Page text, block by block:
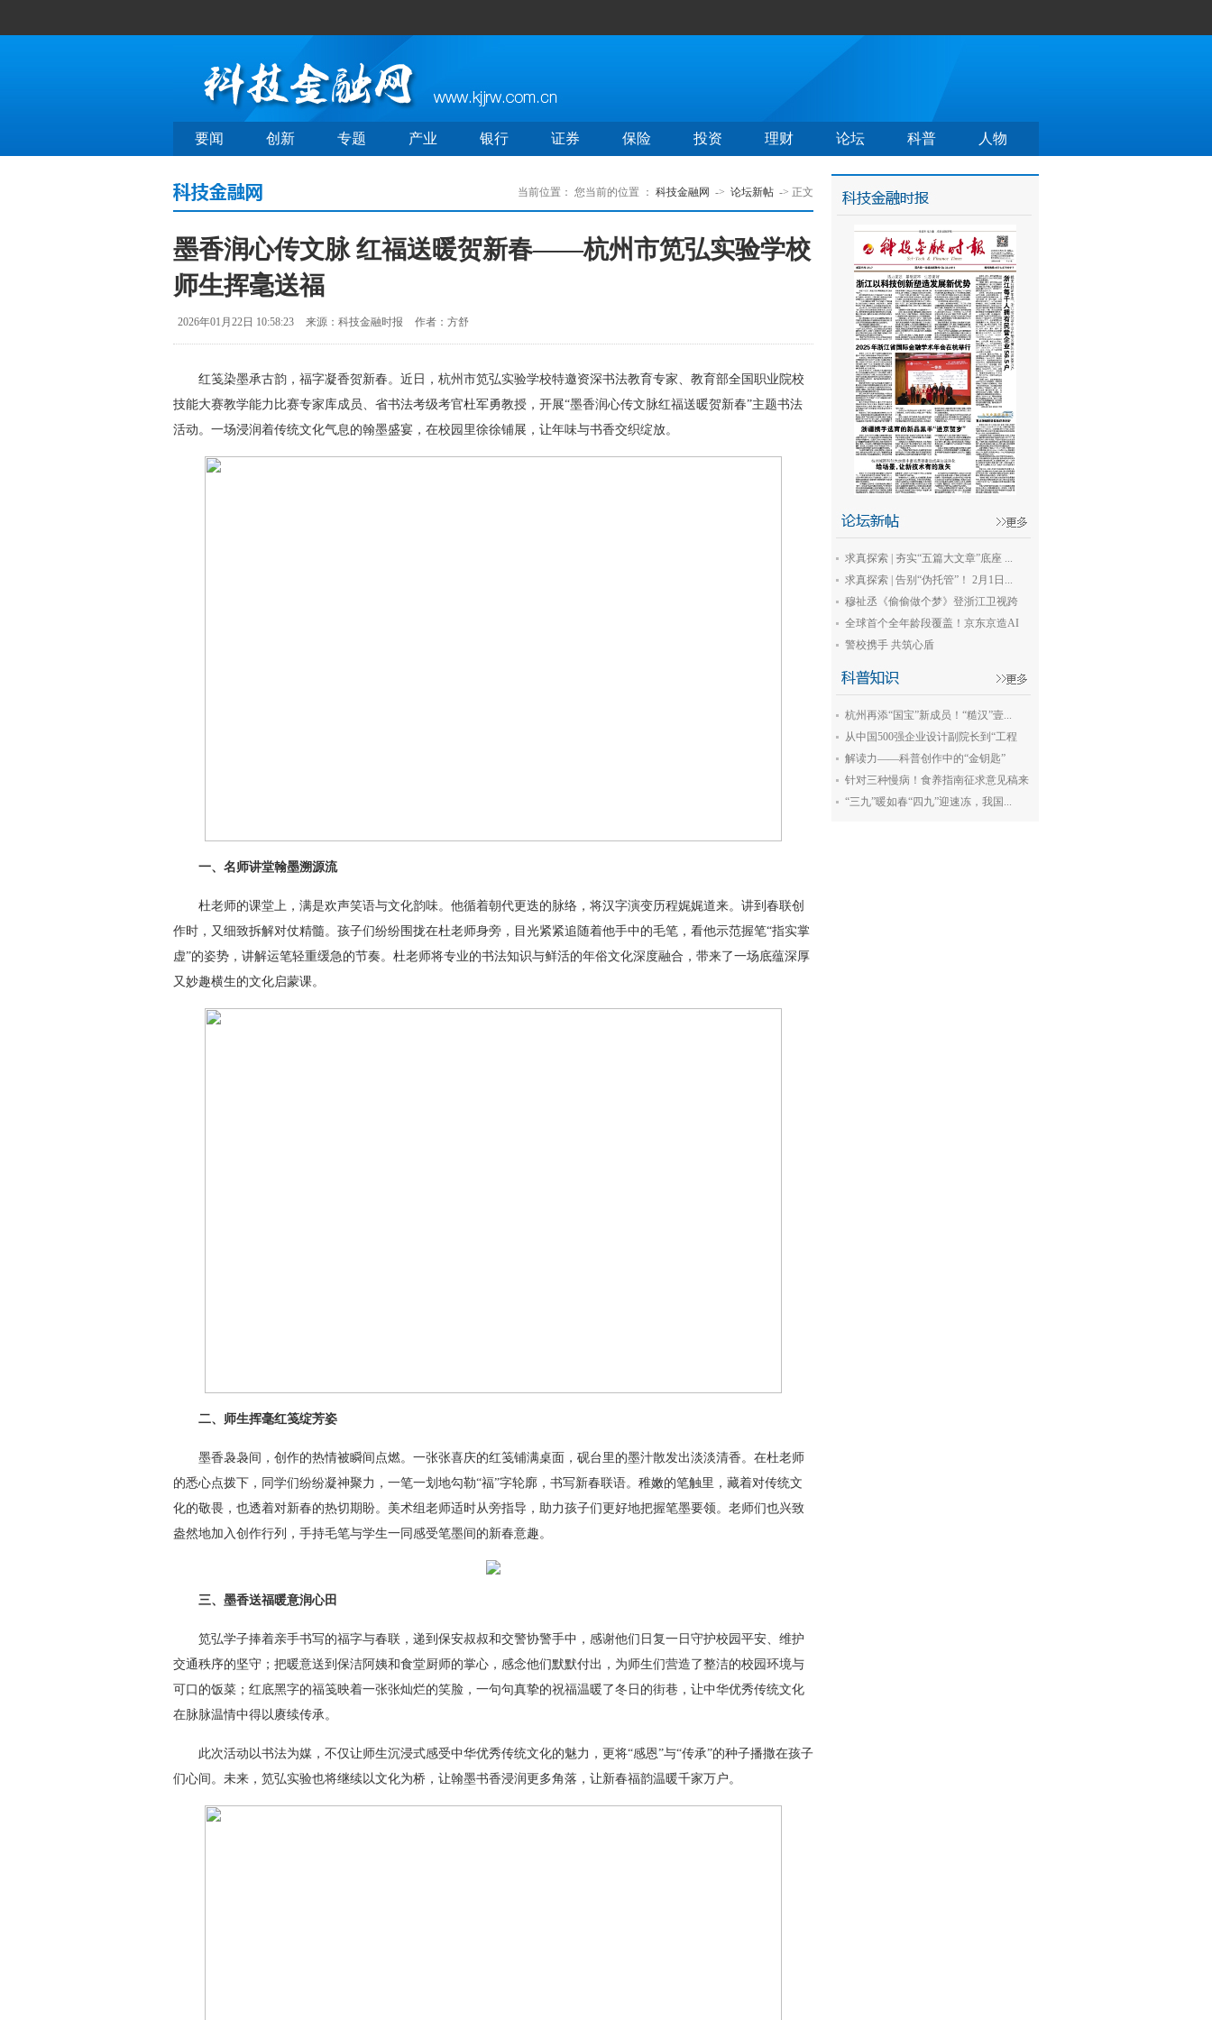
要闻 创新 专题 产业 银行 证券 保险 投资 理财 论坛 科普 人物
当前位置： 您当前的位置 ： 科技金融网 -> 论坛新帖 -> 正文
墨香润心传文脉 红福送暖贺新春——杭州市笕弘实验学校
师生挥毫送福
2026年01月22日 10:58:23 来源：科技金融时报 作者：方舒
红笺染墨承古韵，福字凝香贺新春。近日，杭州市笕弘实验学校特邀资深书法教育专家、教育部全国职业院校
技能大赛教学能力比赛专家库成员、省书法考级考官杜军勇教授，开展“墨香润心传文脉红福送暖贺新春”主题书法
活动。一场浸润着传统文化气息的翰墨盛宴，在校园里徐徐铺展，让年味与书香交织绽放。
一、名师讲堂翰墨溯源流
杜老师的课堂上，满是欢声笑语与文化韵味。他循着朝代更迭的脉络，将汉字演变历程娓娓道来。讲到春联创
作时，又细致拆解对仗精髓。孩子们纷纷围拢在杜老师身旁，目光紧紧追随着他手中的毛笔，看他示范握笔“指实掌
虚”的姿势，讲解运笔轻重缓急的节奏。杜老师将专业的书法知识与鲜活的年俗文化深度融合，带来了一场底蕴深厚
又妙趣横生的文化启蒙课。
二、师生挥毫红笺绽芳姿
墨香袅袅间，创作的热情被瞬间点燃。一张张喜庆的红笺铺满桌面，砚台里的墨汁散发出淡淡清香。在杜老师
的悉心点拨下，同学们纷纷凝神聚力，一笔一划地勾勒“福”字轮廓，书写新春联语。稚嫩的笔触里，藏着对传统文
化的敬畏，也透着对新春的热切期盼。美术组老师适时从旁指导，助力孩子们更好地把握笔墨要领。老师们也兴致
盎然地加入创作行列，手持毛笔与学生一同感受笔墨间的新春意趣。
三、墨香送福暖意润心田
笕弘学子捧着亲手书写的福字与春联，递到保安叔叔和交警协警手中，感谢他们日复一日守护校园平安、维护
交通秩序的坚守；把暖意送到保洁阿姨和食堂厨师的掌心，感念他们默默付出，为师生们营造了整洁的校园环境与
可口的饭菜；红底黑字的福笺映着一张张灿烂的笑脸，一句句真挚的祝福温暖了冬日的街巷，让中华优秀传统文化
在脉脉温情中得以赓续传承。
此次活动以书法为媒，不仅让师生沉浸式感受中华优秀传统文化的魅力，更将“感恩”与“传承”的种子播撒在孩子
们心间。未来，笕弘实验也将继续以文化为桥，让翰墨书香浸润更多角落，让新春福韵温暖千家万户。
求真探索 | 夯实“五篇大文章”底座 ...
求真探索 | 告别“伪托管”！ 2月1日...
穆祉丞《偷偷做个梦》登浙江卫视跨
年...
全球首个全年龄段覆盖！京东京造AI
玩...
警校携手 共筑心盾
杭州再添“国宝”新成员！“糙汉”壹...
从中国500强企业设计副院长到“工程
科...
解读力——科普创作中的“金钥匙”
针对三种慢病！食养指南征求意见稿来
了
“三九”暖如春“四九”迎速冻，我国...